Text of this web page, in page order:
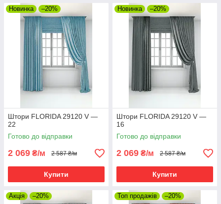
Новинка –20%
Штори FLORIDA 29120 V —
22
Готово до відправки
2 069 ₴/м 2 587 ₴/м
Купити
Новинка –20%
Штори FLORIDA 29120 V —
16
Готово до відправки
2 069 ₴/м 2 587 ₴/м
Купити
Акція –20% Топ продажів –20%